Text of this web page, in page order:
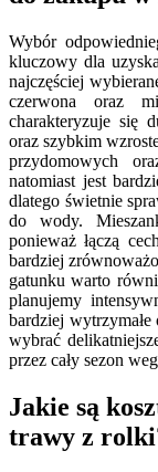
Wybór
kluczowy dla
najczęściej
czerwona oraz
charakteryzuje się
oraz szybkim
przydomowych
natomiast jest
dlatego świetnie
do wody.
ponieważ łączą
bardziej
gatunku warto
planujemy
bardziej
wybrać
przez cały sezon
Jakie są
trawy z